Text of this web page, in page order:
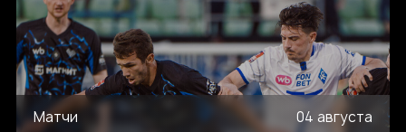
Матчи 04 августа